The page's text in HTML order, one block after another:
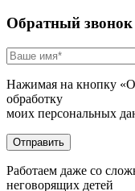
Обратный звонок
Нажимая на кнопку
обработку
моих персональных
Отправить
Работаем даже со
неговорящих детей